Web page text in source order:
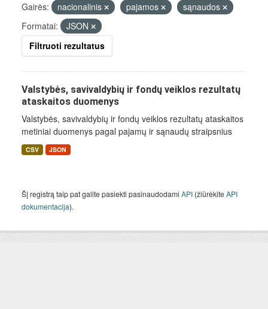
Gairės: nacionalinis pajamos
sąnaudos
Formatai:
JSON
Filtruoti rezultatus
Valstybės, savivaldybių ir fondų veiklos rezultatų
ataskaitos duomenys
Valstybės, savivaldybių ir fondų veiklos rezultatų ataskaitos
metiniai duomenys pagal pajamų ir sąnaudų straipsnius
CSV JSON
Šį registrą taip pat galite pasiekti pasinaudodami API (žiūrėkiteAPI
dokumentacija).